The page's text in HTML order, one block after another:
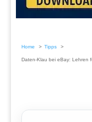
Home Tipps
Daten-Klau bei eBay: Lehren